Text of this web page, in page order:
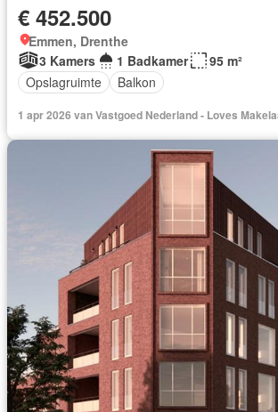
€ 452.500
Emmen, Drenthe
3 Kamers
1 Badkamer
95 m²
Opslagruimte
Balkon
1 apr 2026 van Vastgoed Nederland - Loves